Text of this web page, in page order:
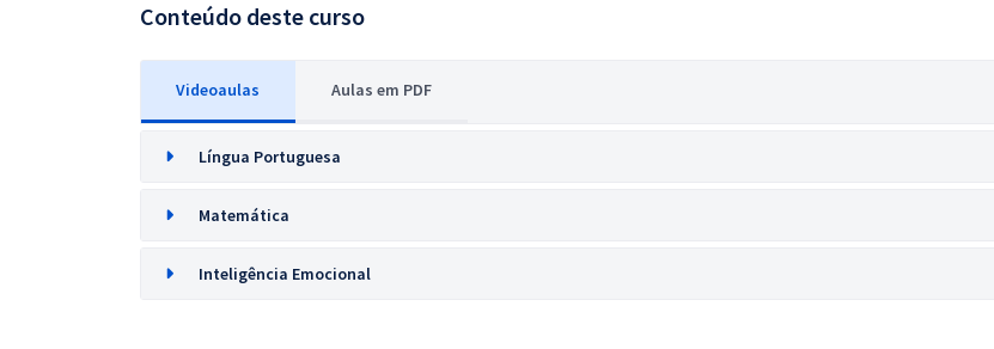
Conteúdo deste curso
Videoaulas Aulas em PDF
Língua Portuguesa
Matemática
Inteligência Emocional